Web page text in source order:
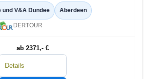
und V&A Dundee Aberdeen
DERTOUR
ab 2371,- €
Details